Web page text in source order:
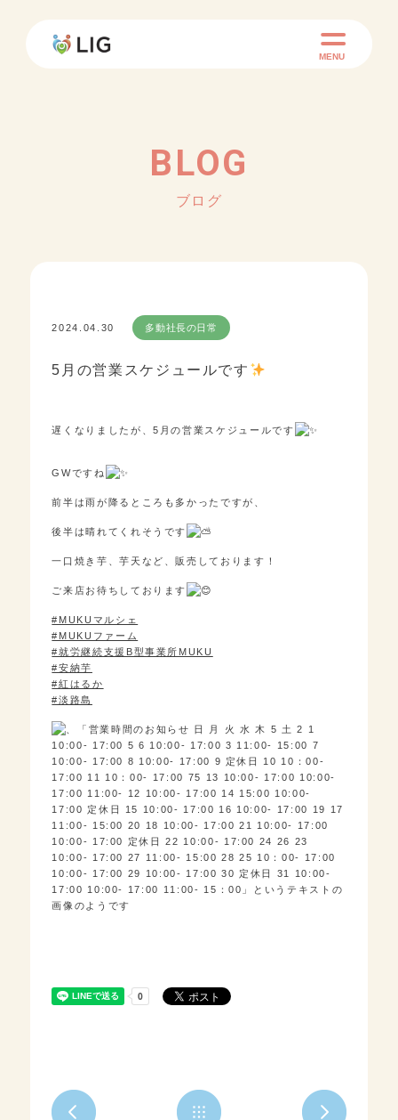
MENU
BLOG
ブログ
2024.04.30 多動社長の日常
5月の営業スケジュールです
遅くなりましたが、5月の営業スケジュールです
GWですね
前半は雨が降るところも多かったですが、
後半は晴れてくれそうです
一口焼き芋、芋天など、販売しております！
ご来店お待ちしております
#MUKUマルシェ
#MUKUファーム
#就労継続支援B型事業所MUKU
#安納芋
#紅はるか
#淡路島